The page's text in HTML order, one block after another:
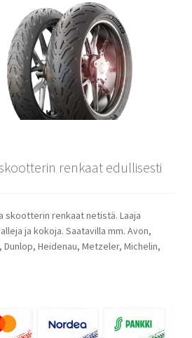
renkaat edullisesti
skootterin renkaat netistä. Laaja
ja kokoja. Saatavilla mm. Avon,
Heidenau, Metzeler, Michelin,